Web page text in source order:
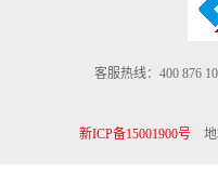
客服热线：400 876
新ICP备15001900号地